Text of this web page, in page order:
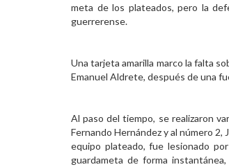
meta de los plateados, pero la
guerrerense.
Una tarjeta amarilla marco la falta
Emanuel Aldrete, después de una
Al paso del tiempo, se realizaron
Fernando Hernández y al número 2,
equipo plateado, fue lesionado
guardameta de forma